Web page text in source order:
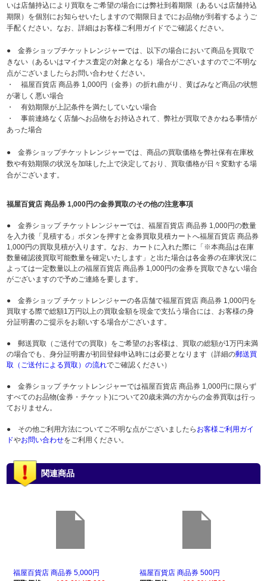
いは店舗持込により買取をご希望の場合には弊社到着期限（あるいは店舗持込
期限）を個別にお知らせいたしますので期限日までにお品物が到着するようご
手配ください。なお、詳細はお客様ご利用ガイドでご確認ください。
● 金券ショップチケットレンジャーでは、以下の場合において商品を買取で
きない（あるいはマイナス査定の対象となる）場合がございますのでご不明な
点がございましたらお問い合わせください。
・ 福屋百貨店 商品券 1,000円（金券）の折れ曲がり、黄ばみなど商品の状態
が著しく悪い場合
・ 有効期限が上記条件を満たしていない場合
・ 事前連絡なく店舗へお品物をお持込されて、弊社が買取できかねる事情が
あった場合
● 金券ショップチケットレンジャーでは、商品の買取価格を弊社保有在庫枚
数や有効期限の状況を加味した上で決定しており、買取価格が日々変動する場
合がございます。
福屋百貨店 商品券 1,000円の金券買取のその他の注意事項
● 金券ショップ チケットレンジャーでは、福屋百貨店 商品券 1,000円の数量
を入力後「見積する」ボタンを押すと金券買取見積カートへ福屋百貨店 商品券
1,000円の買取見積が入ります。なお、カートに入れた際に「※本商品は在庫
数量確認後買取可能数量を確定いたします」と出た場合は各金券の在庫状況に
よっては一定数量以上の福屋百貨店 商品券 1,000円の金券を買取できない場合
がございますので予めご連絡を要します。
● 金券ショップ チケットレンジャーの各店舗で福屋百貨店 商品券 1,000円を
買取する際で総額1万円以上の買取金額を現金で支払う場合には、お客様の身
分証明書のご提示をお願いする場合がございます。
● 郵送買取（ご送付での買取）をご希望のお客様は、買取の総額が1万円未満
の場合でも、身分証明書が初回登録申込時には必要となります（詳細の郵送買
取（ご送付による買取）の流れでご確認ください）
● 金券ショップ チケットレンジャーでは福屋百貨店 商品券 1,000円に限らず
すべてのお品物(金券・チケット)について20歳未満の方からの金券買取は行っ
ておりません。
● その他ご利用方法についてご不明な点がございましたら お客様ご利用ガイ
ドやお問い合わせをご利用ください。
関連商品
福屋百貨店 商品券 5,000円
福屋百貨店 商品券 500円